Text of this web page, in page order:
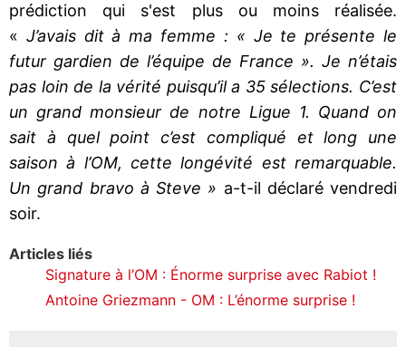
prédiction qui s'est plus ou moins réalisée.
« J’avais dit à ma femme : « Je te présente le
futur gardien de l’équipe de France ». Je n’étais
pas loin de la vérité puisqu’il a 35 sélections. C’est
un grand monsieur de notre Ligue 1. Quand on
sait à quel point c’est compliqué et long une
saison à l’OM, cette longévité est remarquable.
Un grand bravo à Steve » a-t-il déclaré vendredi
soir.
Articles liés
Signature à l’OM : Énorme surprise avec Rabiot !
Antoine Griezmann - OM : L’énorme surprise !